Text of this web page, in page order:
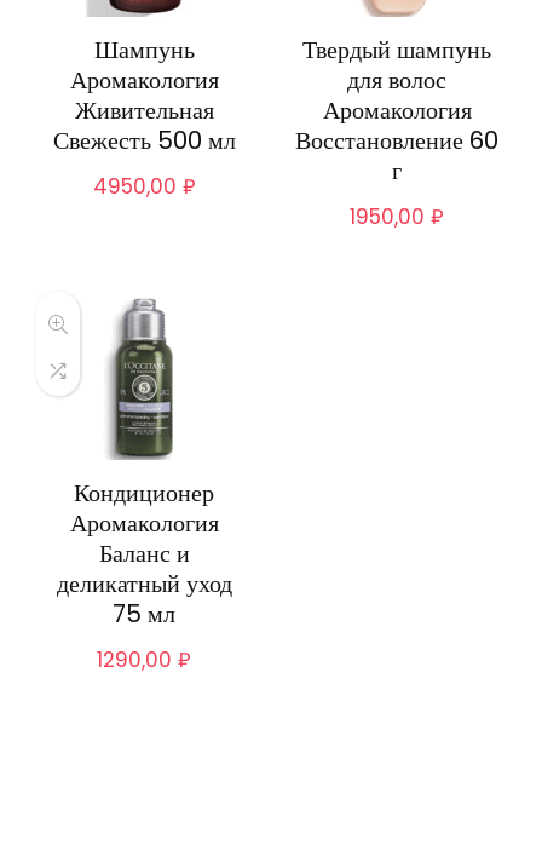
Шампунь
Аромакология
Живительная
Свежесть 500 мл
4950,00 ₽
Твердый шампунь
для волос
Аромакология
Восстановление 60
г
1950,00₽
Кондиционер
Аромакология
Баланс и
деликатный уход
75 мл
1290,00₽